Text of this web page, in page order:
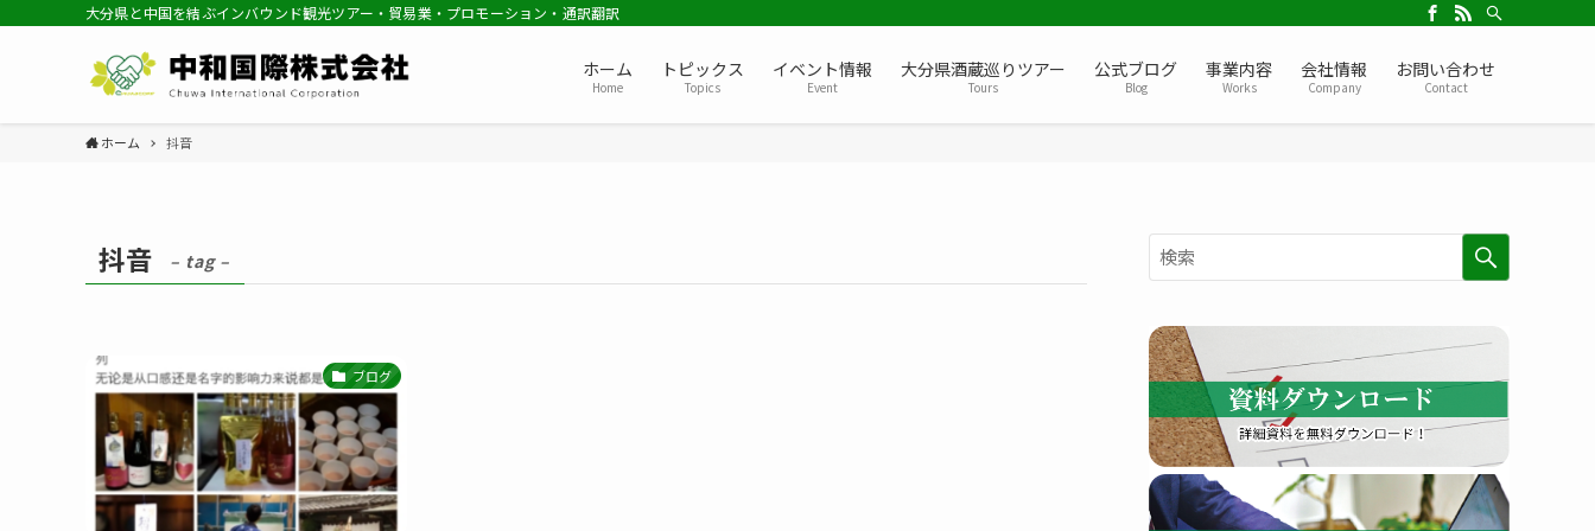
大分県と中国を結ぶインバウンド観光ツアー・貿易業・プロモーション・通訳翻訳
ホーム
Home
トピックス
Topics
イベント情報
Event
大分県酒蔵巡りツアー
Tours
公式ブログ
Blog
事業内容
Works
会社情報
Company
お問い合わせ
Contact
ホーム 抖音
抖音 – tag –
ブログ
索